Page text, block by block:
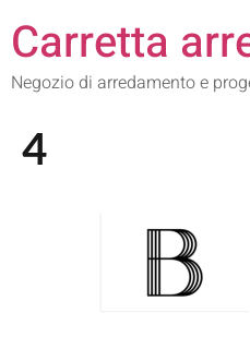
Carretta
Negozio di arredamento e
4